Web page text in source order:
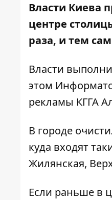
Власти Киева
центре
раза, и тем
Власти
этом
рекламы КГГА
В городе
куда входят
Жилянская,
Если раньше в